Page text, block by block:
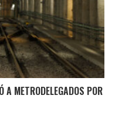
A METRODELEGADOS POR